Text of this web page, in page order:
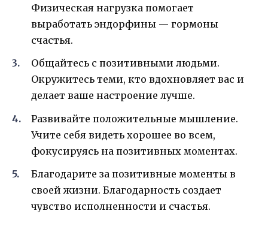
Физическая нагрузка помогает
выработать эндорфины — гормоны
счастья.
Общайтесь с позитивными людьми.
Окружитесь теми, кто вдохновляет вас и
делает ваше настроение лучше.
Развивайте положительные мышление.
Учите себя видеть хорошее во всем,
фокусируясь на позитивных моментах.
Благодарите за позитивные моменты в
своей жизни. Благодарность создает
чувство исполненности и счастья.